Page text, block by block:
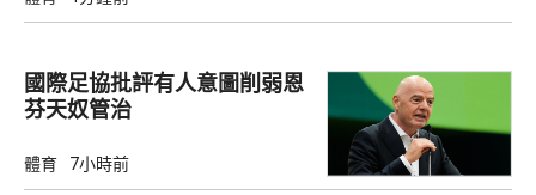
國際足協批評有人意圖削弱恩
芬天奴管治
體育 7小時前